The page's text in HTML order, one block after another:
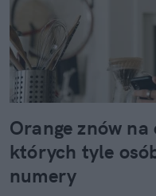
Orange znów
których tyle
numery